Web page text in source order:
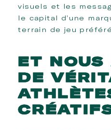
visuels et les
le capital d’une
terrain de jeu
ET NOUS
DE